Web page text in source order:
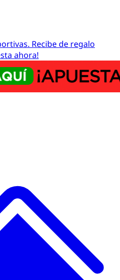
Recibe de regalo
ahora!